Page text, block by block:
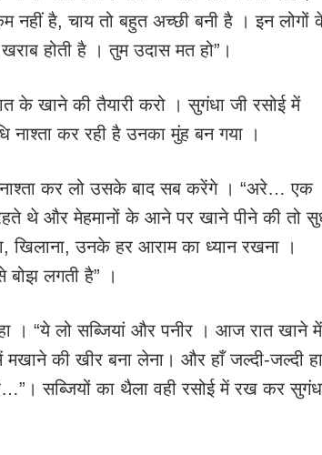
नहीं है, चाय तो बहुत अच्छी बनी है । इन लोगों
होती है । तुम उदास मत हो”।
के खाने की तैयारी करो । सुगंधा जी रसोई में
नाश्ता कर रही है उनका मुंह बन गया ।
नाश्ता कर लो उसके बाद सब करेंगे । “अरे… एक
थे और मेहमानों के आने पर खाने पीने की तो
खिलाना, उनके हर आराम का ध्यान रखना ।
बोझ लगती है” ।
। “ये लो सब्जियां और पनीर । आज रात खाने में
मखाने की खीर बना लेना। और हाँ जल्दी-जल्दी
सब्जियों का थैला वही रसोई में रख कर